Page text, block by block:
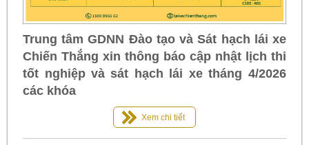
Trung tâm GDNN Đào tạo và Sát hạch lái xe
Chiến Thắng xin thông báo cập nhật lịch thi
tốt nghiệp và sát hạch lái xe tháng 4/2026
các khóa
Xem chi tiết